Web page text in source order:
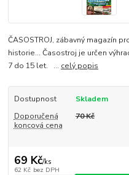
ČASOSTROJ, zábavný magazín
historie... Časostroj je určen
7 do 15 let. ... celý popis
Dostupnost
Skladem
Doporučená
koncová cena
70 Kč
69 Kč/ks
62 Kč bez DPH